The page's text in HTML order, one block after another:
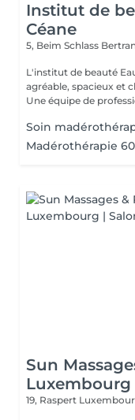
Institut de
Céane
5, Beim Schlass
L'institut de beauté
agréable, spacieux et
Une équipe de
Soin
Madérothérapie
Sun
Luxembourg
19, Raspert